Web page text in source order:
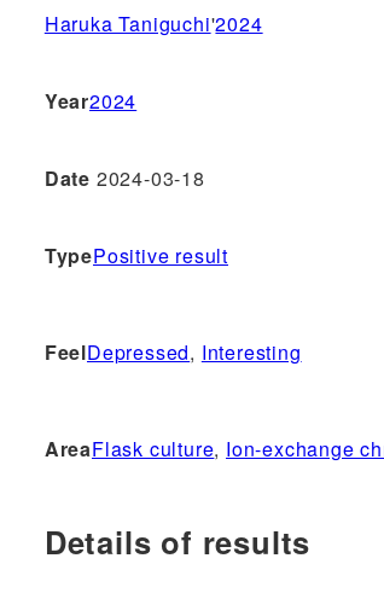
Haruka Taniguchi'2024
Year2024
Date 2024-03-18
TypePositive result
FeelDepressed, Interesting
AreaFlask culture, Ion-exchange
Details of results